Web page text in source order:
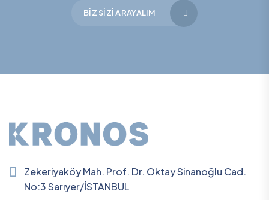
BIZ SIZI ARAYALIM
Zekeriyaköy Mah. Prof. Dr. Oktay Sinanoğlu Cad.
No:3 Sarıyer/İSTANBUL